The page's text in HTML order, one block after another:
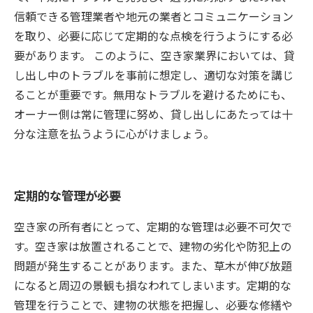
信頼できる管理業者や地元の業者とコミュニケーション
を取り、必要に応じて定期的な点検を行うようにする必
要があります。 このように、空き家業界においては、貸
し出し中のトラブルを事前に想定し、適切な対策を講じ
ることが重要です。無用なトラブルを避けるためにも、
オーナー側は常に管理に努め、貸し出しにあたっては十
分な注意を払うように心がけましょう。
定期的な管理が必要
空き家の所有者にとって、定期的な管理は必要不可欠で
す。空き家は放置されることで、建物の劣化や防犯上の
問題が発生することがあります。また、草木が伸び放題
になると周辺の景観も損なわれてしまいます。定期的な
管理を行うことで、建物の状態を把握し、必要な修繕や